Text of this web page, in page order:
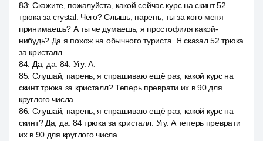
83: Скажите, пожалуйста, какой сейчас курс на скинт 52
трюка за crystal. Чего? Слышь, парень, ты за кого меня
принимаешь? А ты че думаешь, я простофиля какой-
нибудь? Да я похож на обычного туриста. Я сказал 52 трюка
за кристалл.
84: Да, да. 84. Угу. А.
85: Слушай, парень, я спрашиваю ещё раз, какой курс на
скинт трюка за кристалл? Теперь преврати их в 90 для
круглого числа.
86: Слушай, парень, я спрашиваю ещё раз, какой курс на
скинт? Да, да. 84 трюка за кристалл. Угу. А теперь преврати
их в 90 для круглого числа.